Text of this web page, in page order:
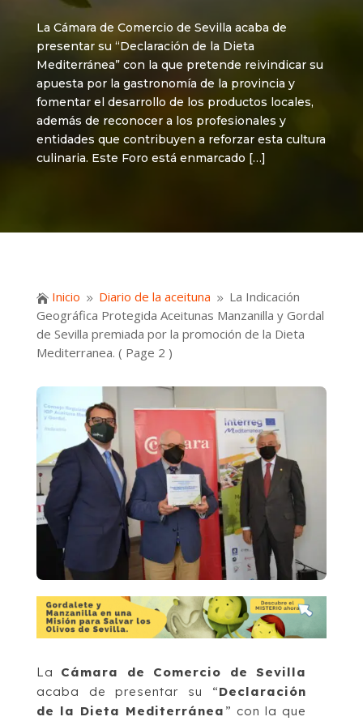
La Cámara de Comercio de Sevilla acaba de
presentar su “Declaración de la Dieta
Mediterránea” con la que pretende reivindicar su
apuesta por la gastronomía de la provincia y
fomentar el desarrollo de los productos locales,
además de reconocer a los profesionales y
entidades que contribuyen a reforzar esta cultura
culinaria. Este Foro está enmarcado […]
 Inicio 9 Diario de la aceituna 9 La Indicación
Geográfica Protegida Aceitunas Manzanilla y Gordal
de Sevilla premiada por la promoción de la Dieta
Mediterranea. ( Page 2 )
La Cámara de Comercio de Sevilla
acaba de presentar su “Declaración
de la Dieta Mediterránea ” con la que